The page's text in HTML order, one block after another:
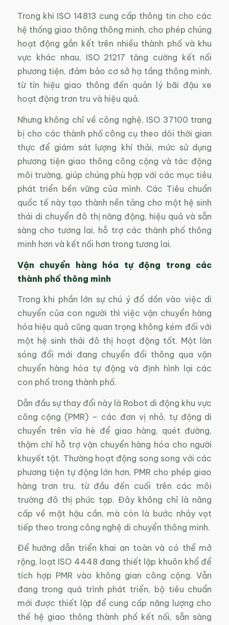
Trong khi ISO 14813 cung cấp thông tin cho các
hệ thống giao thông thông minh, cho phép chúng
hoạt động gắn kết trên nhiều thành phố và khu
vực khác nhau, ISO 21217 tăng cường kết nối
phương tiện, đảm bảo cơ sở hạ tầng thông minh,
từ tín hiệu giao thông đến quản lý bãi đậu xe
hoạt động trơn tru và hiệu quả.
Nhưng không chỉ về công nghệ, ISO 37100 trang
bị cho các thành phố công cụ theo dõi thời gian
thực để giám sát lượng khí thải, mức sử dụng
phương tiện giao thông công cộng và tác động
môi trường, giúp chúng phù hợp với các mục tiêu
phát triển bền vững của mình. Các Tiêu chuẩn
quốc tế này tạo thành nền tảng cho một hệ sinh
thái di chuyển đô thị năng động, hiệu quả và sẵn
sàng cho tương lai, hỗ trợ các thành phố thông
minh hơn và kết nối hơn trong tương lai.
Vận chuyển hàng hóa tự động trong các
thành phố thông minh
Trong khi phần lớn sự chú ý đổ dồn vào việc di
chuyển của con người thì việc vận chuyển hàng
hóa hiệu quả cũng quan trọng không kém đối với
một hệ sinh thái đô thị hoạt động tốt. Một làn
sóng đổi mới đang chuyển đổi thông qua vận
chuyển hàng hóa tự động và định hình lại các
con phố trong thành phố.
Dẫn đầu sự thay đổi này là Robot di động khu vực
công cộng (PMR) – các đơn vị nhỏ, tự động di
chuyển trên vỉa hè để giao hàng, quét đường,
thậm chí hỗ trợ vận chuyển hàng hóa cho người
khuyết tật. Thường hoạt động song song với các
phương tiện tự động lớn hơn, PMR cho phép giao
hàng trơn tru, từ đầu đến cuối trên các môi
trường đô thị phức tạp. Đây không chỉ là nâng
cấp về mặt hậu cần, mà còn là bước nhảy vọt
tiếp theo trong công nghệ di chuyển thông minh.
Để hướng dẫn triển khai an toàn và có thể mở
rộng, loạt ISO 4448 đang thiết lập khuôn khổ để
tích hợp PMR vào không gian công cộng. Vẫn
đang trong quá trình phát triển, bộ tiêu chuẩn
mới được thiết lập để cung cấp năng lượng cho
thế hệ giao thông thành phố kết nối, sẵn sàng